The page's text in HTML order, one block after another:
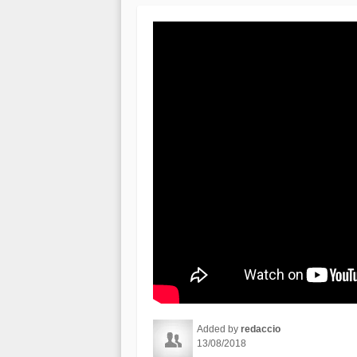
Added by redaccio
13/08/2018